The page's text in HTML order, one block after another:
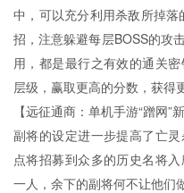
中，可以充分利用杀敌所掉
招，注意躲避每层BOSS的攻
用，都是最行之有效的通关
层级，赢取更高的分数，获得
【远征通商：单机手游“蹭网”
副将的设定进一步提高了亡
点将招募到众多的历史名将
一人，余下的副将何不让他们